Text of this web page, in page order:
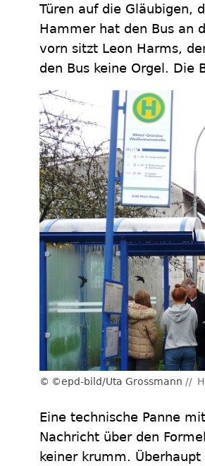
Türen auf die Gläubigen,
Hammer hat den Bus an
vorn sitzt Leon Harms,
den Bus keine Orgel. Die
©epd-bild/Uta Grossmann
Eine technische Panne
Nachricht über den
keiner krumm.